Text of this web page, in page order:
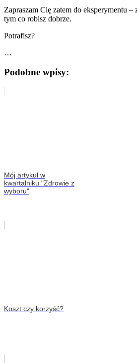
Zapraszam Cię zatem do eksperymentu
tym co robisz dobrze.
Potrafisz?
…
Podobne wpisy:
Mój artykuł w
kwartalniku "Zdrowie z
wyboru"
Koszt czy korzyść?